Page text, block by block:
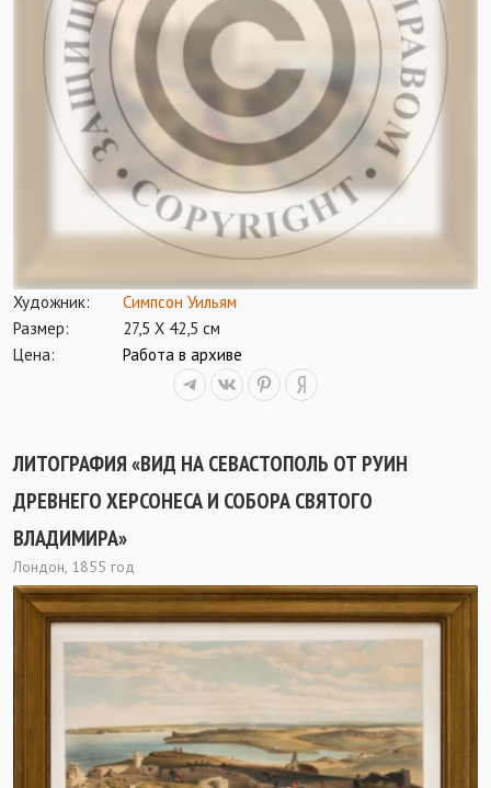
Художник:
Симпсон Уильям
Размер:
27,5 Х 42,5 см
Цена:
Работа в архиве
ЛИТОГРАФИЯ «ВИД НА СЕВАСТОПОЛЬ ОТ РУИН
ДРЕВНЕГО ХЕРСОНЕСА И СОБОРА СВЯТОГО
ВЛАДИМИРА»
Лондон, 1855 год